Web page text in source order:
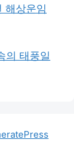
해상운임
의 태풍일